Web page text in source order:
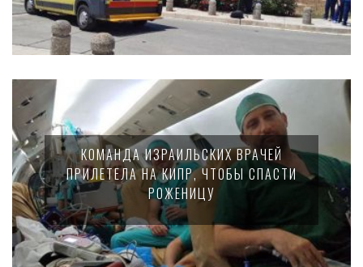
КОМАНДА ИЗРАИЛЬСКИХ ВРАЧЕЙ
ПРИЛЕТЕЛА НА КИПР, ЧТОБЫ СПАСТИ
РОЖЕНИЦУ